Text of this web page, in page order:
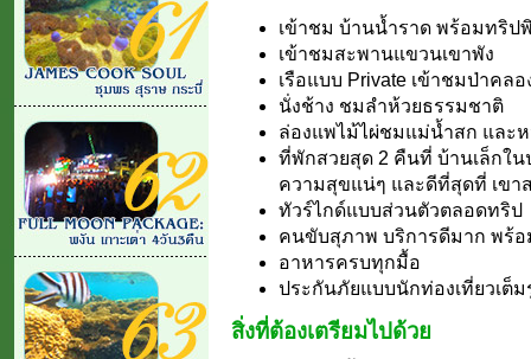
เข้าชม บ้านน้ำราด พร้อมทริป
เข้าชมสะพานแขวนเขาพัง
เรือแบบ Private เข้าชมป่าคล
นั่งช้าง ชมลำห้วยธรรมชาติ
ล่องแพไม้ไผ่ชมแม่น้ำสก และห
ที่พักสวยสุด 2 คืนที่ บ้านเล็กใน
ความสุขแน่ๆ และดีที่สุดที่ เขา
ทัวร์ไกด์แบบส่วนตัวตลอดทริป
คนขับสุภาพ บริการดีมาก พร้อ
อาหารครบทุกมื้อ
ประกันภัยแบบนักท่องเที่ยวเต็ม
สิ่งที่ต้องเตรียมไปด้วย